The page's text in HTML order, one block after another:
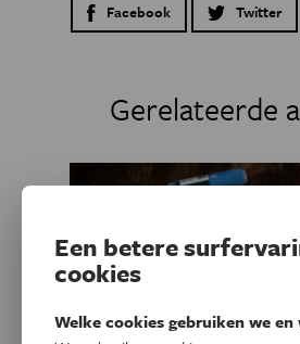
Facebook Twitter
Gerelateerde
Een betere
cookies
Welke cookies gebruiken we en